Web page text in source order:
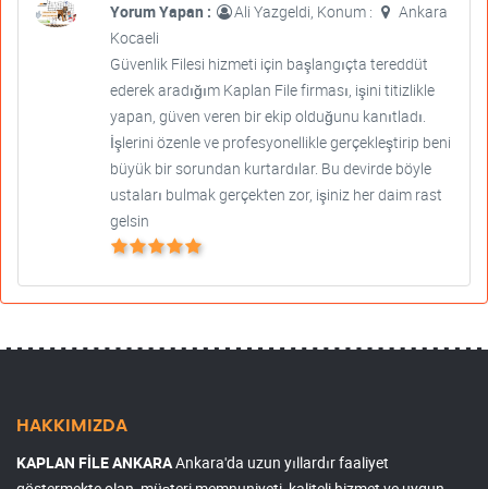
Yorum Yapan : Ali Yazgeldi, Konum :
Ankara
Kocaeli
Güvenlik Filesi hizmeti için başlangıçta tereddüt
ederek aradığım Kaplan File firması, işini titizlikle
yapan, güven veren bir ekip olduğunu kanıtladı.
İşlerini özenle ve profesyonellikle gerçekleştirip beni
büyük bir sorundan kurtardılar. Bu devirde böyle
ustaları bulmak gerçekten zor, işiniz her daim rast
gelsin
HAKKIMIZDA
KAPLAN FİLE ANKARAAnkara'da uzun yıllardır faaliyet